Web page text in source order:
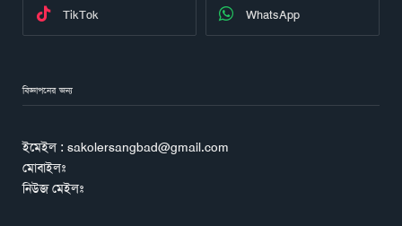
TikTok WhatsApp
বিজ্ঞাপনের জন্য
ইমেইল : sakolersangbad@gmail.com
মোবাইলঃ
নিউজ মেইলঃ